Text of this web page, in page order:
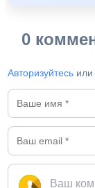
0
Авторизуйтесь или